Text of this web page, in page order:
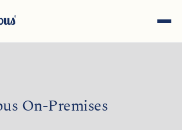
On-Premises